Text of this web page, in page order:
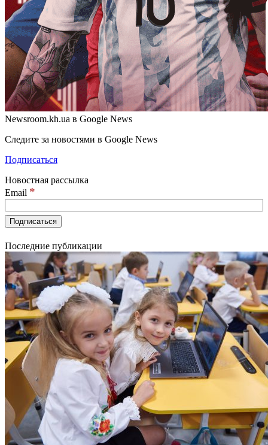
Newsroom.kh.ua в Google News
Следите за новостями в Google News
Подписаться
Новостная рассылка
Email *
Последние публикации